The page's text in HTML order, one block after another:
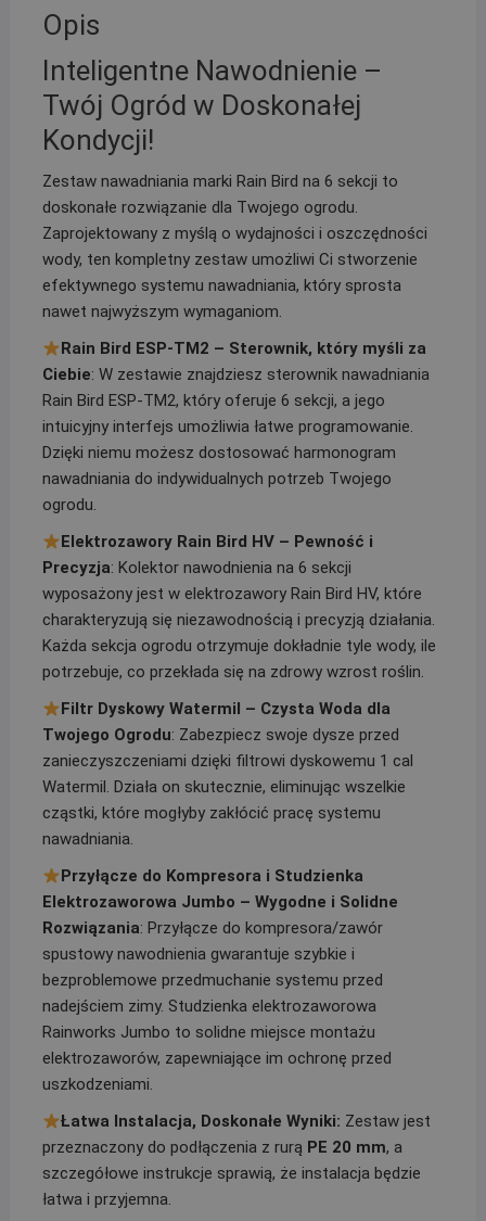
PE
20
Opis
Inteligentne Nawodnienie –
Twój Ogród w Doskonałej
Kondycji!
Zestaw nawadniania marki Rain Bird na 6 sekcji to
doskonałe rozwiązanie dla Twojego ogrodu.
Zaprojektowany z myślą o wydajności i oszczędności
wody, ten kompletny zestaw umożliwi Ci stworzenie
efektywnego systemu nawadniania, który sprosta
nawet najwyższym wymaganiom.
Rain Bird ESP-TM2 – Sterownik, który myśli za
Ciebie: W zestawie znajdziesz sterownik nawadniania
Rain Bird ESP-TM2, który oferuje 6 sekcji, a jego
intuicyjny interfejs umożliwia łatwe programowanie.
Dzięki niemu możesz dostosować harmonogram
nawadniania do indywidualnych potrzeb Twojego
ogrodu.
Elektrozawory Rain Bird HV – Pewność i
Precyzja: Kolektor nawodnienia na 6 sekcji
wyposażony jest w elektrozawory Rain Bird HV, które
charakteryzują się niezawodnością i precyzją działania.
Każda sekcja ogrodu otrzymuje dokładnie tyle wody, ile
potrzebuje, co przekłada się na zdrowy wzrost roślin.
Filtr Dyskowy Watermil – Czysta Woda dla
Twojego Ogrodu: Zabezpiecz swoje dysze przed
zanieczyszczeniami dzięki filtrowi dyskowemu 1 cal
Watermil. Działa on skutecznie, eliminując wszelkie
cząstki, które mogłyby zakłócić pracę systemu
nawadniania.
Przyłącze do Kompresora i Studzienka
Elektrozaworowa Jumbo – Wygodne i Solidne
Rozwiązania: Przyłącze do kompresora/zawór
spustowy nawodnienia gwarantuje szybkie i
bezproblemowe przedmuchanie systemu przed
nadejściem zimy. Studzienka elektrozaworowa
Rainworks Jumbo to solidne miejsce montażu
elektrozaworów, zapewniające im ochronę przed
uszkodzeniami.
Łatwa Instalacja, Doskonałe Wyniki: Zestaw jest
przeznaczony do podłączenia z rurą PE 20 mm, a
szczegółowe instrukcje sprawią, że instalacja będzie
łatwa i przyjemna.